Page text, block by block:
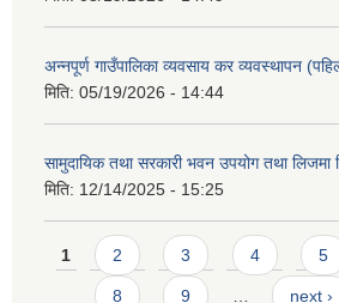
अन्नपूर्ण गाउँपालिका व्यवसाय कर व्यवस्थापन
मिति: 05/19/2026 - 14:44
सामुदायिक तथा सरकारी भवन उपयोग तथा लिजमा
मिति: 12/14/2025 - 15:25
Pages
1 2 3 4 5
8 9 next ›